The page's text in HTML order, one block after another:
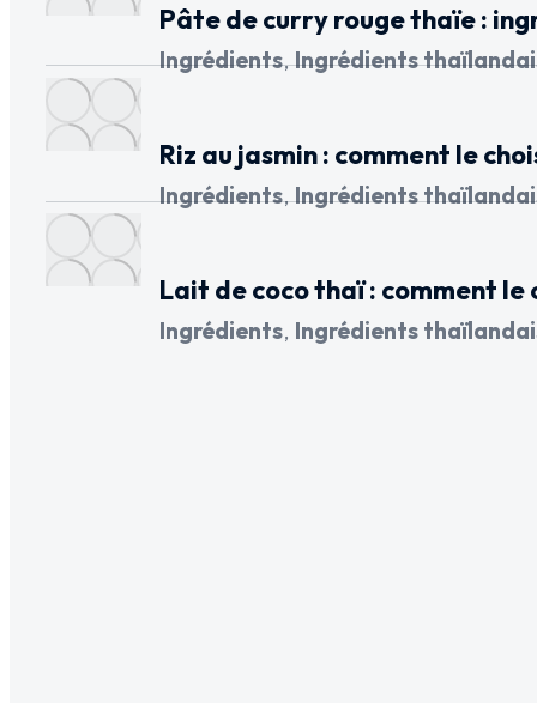
Pâte de curry rouge thaïe :
Ingrédients,Ingrédients
Riz au jasmin : comment le
Ingrédients,Ingrédients
Lait de coco thaï : comment le
Ingrédients, Ingrédients